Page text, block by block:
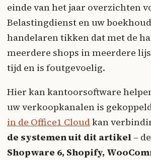
einde van het jaar overzichten
Belastingdienst en uw
handelaren tikken dat met de
meerdere shops in meerdere
tijd en is foutgevoelig.
Hier kan kantoorsoftware
uw verkoopkanalen is
in de Office1 Cloudkan
de systemen uit dit artikel –
Shopware 6, Shopify,